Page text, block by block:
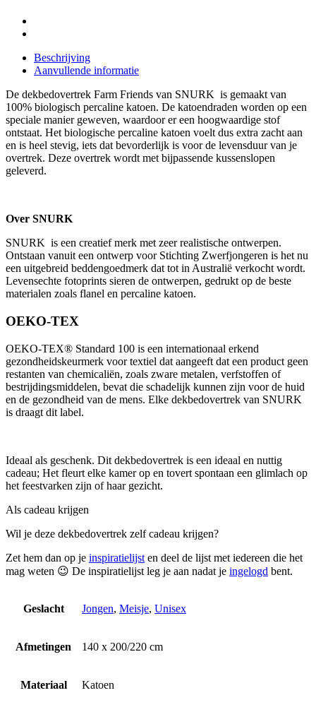
Beschrijving
Aanvullende informatie
De dekbedovertrek Farm Friends van SNURK is gemaakt van
100% biologisch percaline katoen. De katoendraden worden op een
speciale manier geweven, waardoor er een hoogwaardige stof
ontstaat. Het biologische percaline katoen voelt dus extra zacht aan
en is heel stevig, iets dat bevorderlijk is voor de levensduur van je
overtrek. Deze overtrek wordt met bijpassende kussenslopen
geleverd.
Over SNURK
SNURK is een creatief merk met zeer realistische ontwerpen.
Ontstaan vanuit een ontwerp voor Stichting Zwerfjongeren is het nu
een uitgebreid beddengoedmerk dat tot in Australië verkocht wordt.
Levensechte fotoprints sieren de ontwerpen, gedrukt op de beste
materialen zoals flanel en percaline katoen.
OEKO-TEX
OEKO-TEX® Standard 100 is een internationaal erkend
gezondheidskeurmerk voor textiel dat aangeeft dat een product geen
restanten van chemicaliën, zoals zware metalen, verfstoffen of
bestrijdingsmiddelen, bevat die schadelijk kunnen zijn voor de huid
en de gezondheid van de mens. Elke dekbedovertrek van SNURK
is draagt dit label.
Ideaal als geschenk. Dit dekbedovertrek is een ideaal en nuttig
cadeau; Het fleurt elke kamer op en tovert spontaan een glimlach op
het feestvarken zijn of haar gezicht.
Als cadeau krijgen
Wil je deze dekbedovertrek zelf cadeau krijgen?
Zet hem dan op je inspiratielijst en deel de lijst met iedereen die het
mag weten 😉 De inspiratielijst leg je aan nadat je ingelogd bent.
Geslacht Jongen, Meisje, Unisex
Afmetingen 140 x 200/220 cm
Materiaal Katoen